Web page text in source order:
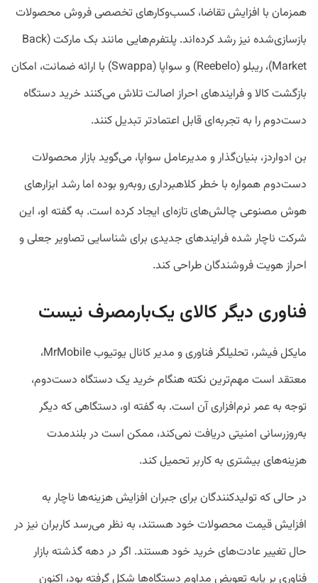
همزمان با افزایش تقاضا، کسب‌وکارهای تخصصی فروش محصولات
بازسازی‌شده نیز رشد کرده‌اند. پلتفرم‌هایی مانند بک مارکت (Back
Market)، ریبلو (Reebelo) و سواپا (Swappa) با ارائه ضمانت، امکان
بازگشت کالا و فرایندهای احراز اصالت تلاش می‌کنند خرید دستگاه
دست‌دوم را به تجربه‌ای قابل اعتمادتر تبدیل کنند.
بن ادواردز، بنیان‌گذار و مدیرعامل سواپا، می‌گوید بازار محصولات
دست‌دوم همواره با خطر کلاهبرداری روبه‌رو بوده اما رشد ابزارهای
هوش مصنوعی چالش‌های تازه‌ای ایجاد کرده است. به گفته او، این
شرکت ناچار شده فرایندهای جدیدی برای شناسایی تصاویر جعلی و
احراز هویت فروشندگان طراحی کند.
فناوری دیگر کالای یک‌بارمصرف نیست
مایکل فیشر، تحلیلگر فناوری و مدیر کانال یوتیوب MrMobile،
معتقد است مهم‌ترین نکته هنگام خرید یک دستگاه دست‌دوم،
توجه به عمر نرم‌افزاری آن است. به گفته او، دستگاهی که دیگر
به‌روزرسانی امنیتی دریافت نمی‌کند، ممکن است در بلندمدت
هزینه‌های بیشتری به کاربر تحمیل کند.
در حالی که تولیدکنندگان برای جبران افزایش هزینه‌ها ناچار به
افزایش قیمت محصولات خود هستند، به نظر می‌رسد کاربران نیز در
حال تغییر عادت‌های خرید خود هستند. اگر در دهه گذشته بازار
فناوری بر پایه تعویض مداوم دستگاه‌ها شکل گرفته بود، اکنون